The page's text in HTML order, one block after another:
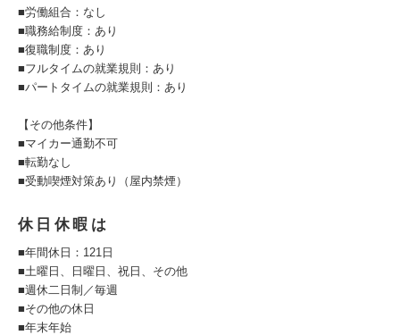
■労働組合：なし
■職務給制度：あり
■復職制度：あり
■フルタイムの就業規則：あり
■パートタイムの就業規則：あり
【その他条件】
■マイカー通勤不可
■転勤なし
■受動喫煙対策あり（屋内禁煙）
休日休暇は
■年間休日：121日
■土曜日、日曜日、祝日、その他
■週休二日制／毎週
■その他の休日
■年末年始